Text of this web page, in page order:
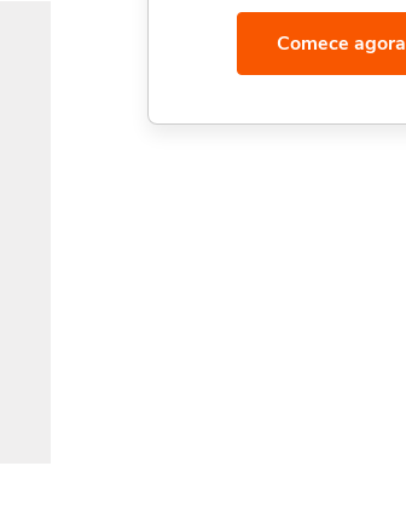
Comece agora